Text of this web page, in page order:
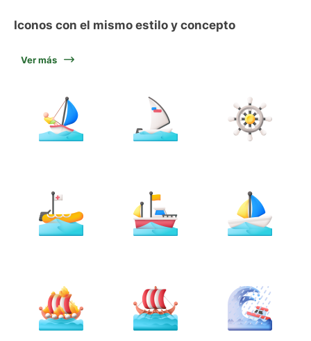
Iconos con el mismo estilo y concepto
Ver más